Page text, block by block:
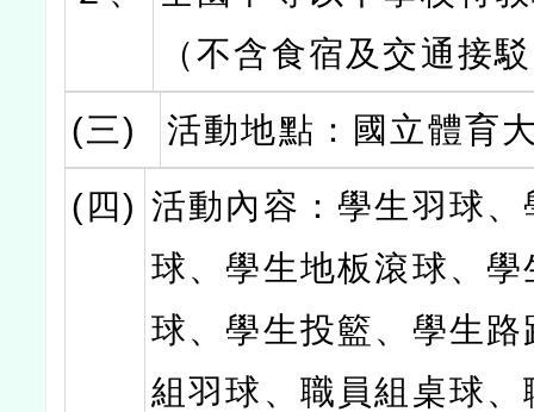
（不含食宿及交通接
(三)
活動地點：國立體育
(四) 活動內容：學生羽球、
球、學生地板滾球、學
球、學生投籃、學生路
組羽球、職員組桌球、